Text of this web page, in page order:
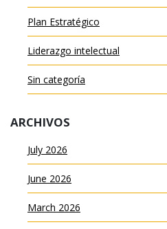
Plan Estratégico
Liderazgo intelectual
Sin categoría
ARCHIVOS
July 2026
June 2026
March 2026